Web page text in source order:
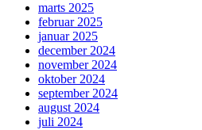
marts 2025
februar 2025
januar 2025
december 2024
november 2024
oktober 2024
september 2024
august 2024
juli 2024